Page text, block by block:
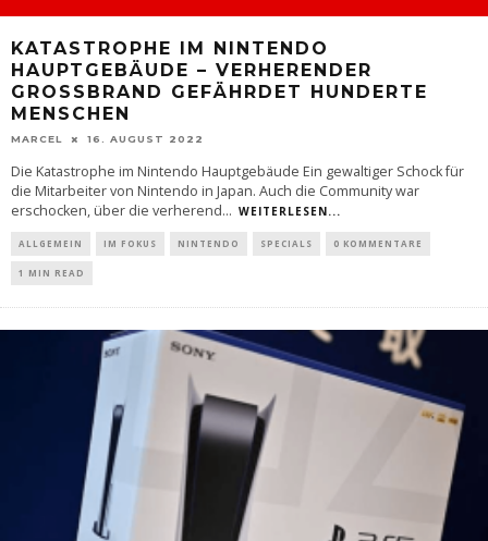
KATASTROPHE IM NINTENDO
HAUPTGEBÄUDE – VERHERENDER
GROSSBRAND GEFÄHRDET HUNDERTE M
ENSCHEN
MARCEL 16. AUGUST 2022
Die Katastrophe im Nintendo Hauptgebäude Ein gewaltiger Schock für
die Mitarbeiter von Nintendo in Japan. Auch die Community war
erschocken, über die verherend... WEITERLESEN...
ALLGEMEIN IM FOKUS NINTENDO SPECIALS 0 KOMMENTARE
1 MIN READ